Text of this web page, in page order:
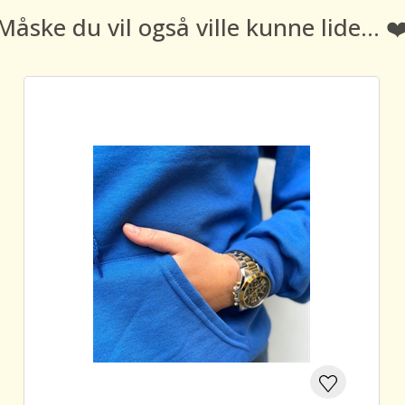
du vil også ville kunne lide...